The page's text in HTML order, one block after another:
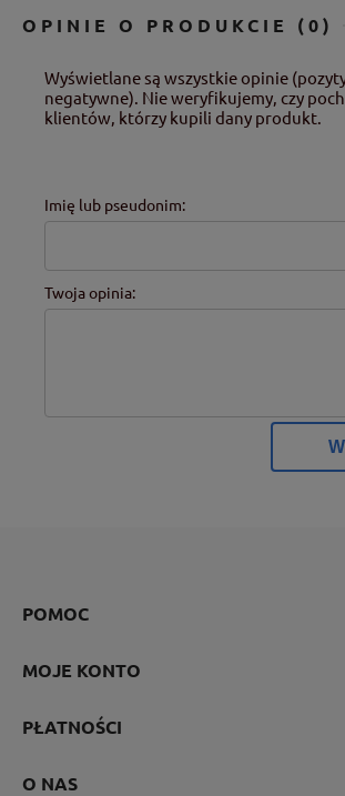
OPINIE O PRODUKCIE (0)
Wyświetlane są wszystkie opinie
negatywne). Nie weryfikujemy, czy
klientów, którzy kupili dany produkt.
Imię lub pseudonim:
Twoja opinia:
POMOC
MOJE KONTO
PŁATNOŚCI
O NAS